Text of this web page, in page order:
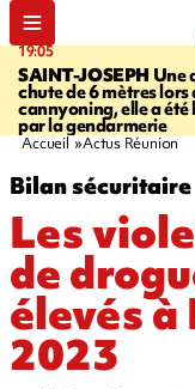
19:05
SAINT-JOSEPH Une
chute de 6 mètres
cannyoning, elle a
par la gendarmerie
Accueil Actus Réunion
Bilan sécuritaire
Les
de
élevés à
2023